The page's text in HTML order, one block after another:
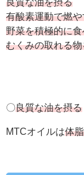
有酸素運動で燃や
野菜を積極的に食
むくみの取れる
〇良質な油を摂る
MTCオイルは体